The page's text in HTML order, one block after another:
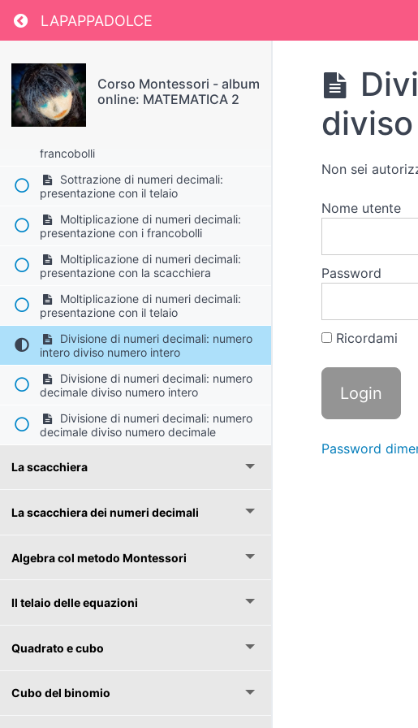
Return to course: Corso Montessori – album online:
LAPAPPADOLCE
Corso Montessori - album
online: MATEMATICA 2
presentazione sul telaio
Sottrazione di numeri decimali:
presentazione con i francobolli
Approfondimento sulla sottrazione di
francobolli
Sottrazione di numeri decimali:
presentazione con il telaio
Moltiplicazione di numeri decimali:
presentazione con i francobolli
Moltiplicazione di numeri decimali:
presentazione con la scacchiera
Moltiplicazione di numeri decimali:
presentazione con il telaio
Divisione di numeri decimali: numero
intero diviso numero intero
Divisione di numeri decimali: numero
decimale diviso numero intero
Divisione di numeri decimali: numero
decimale diviso numero decimale
La scacchiera
La scacchiera dei numeri decimali
Algebra col metodo Montessori
Il telaio delle equazioni
Quadrato e cubo
Cubo del binomio
Non sei
Nome utente
Password
Ricordami
Password